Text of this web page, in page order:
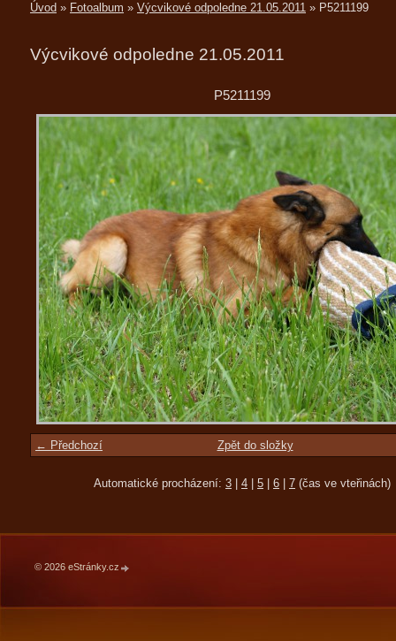
Úvod » Fotoalbum » Výcvikové odpoledne 21.05.2011 » P5211199
Výcvikové odpoledne 21.05.2011
P5211199
← Předchozí Zpět do složky
Automatické procházení: 3 4 5 6 7 (čas ve vteřinách)
© 2026 eStránky.cz